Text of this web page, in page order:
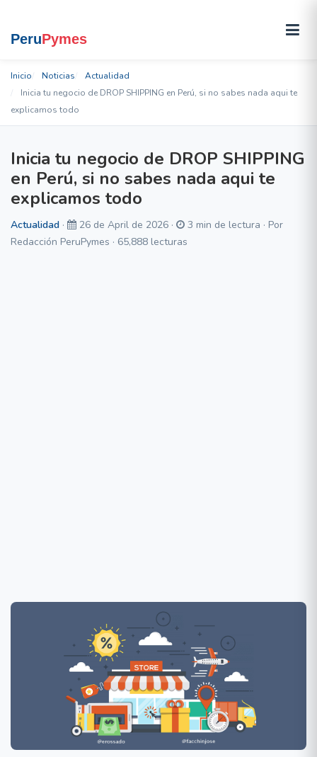
Inicio Noticias
Actualidad
Inicia tu negocio de DROP SHIPPING en Perú, si no sabes nada aqui te
explicamos todo
Inicia tu negocio de DROP SHIPPING
en Perú, si no sabes nada aqui te
explicamos todo
Actualidad · 26 de April de 2026 ·
3 min de lectura · Por
Redacción PeruPymes · 65,888 lecturas